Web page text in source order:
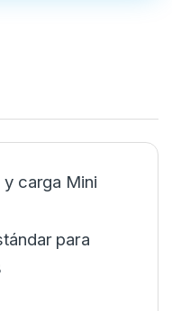
y carga Mini
para